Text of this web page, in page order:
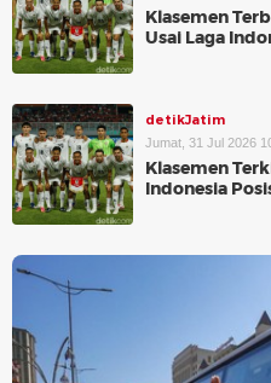
Klasemen
Usai Laga
detikJatim
Jumat, 31 Jul 2026
Klasemen
Indonesia